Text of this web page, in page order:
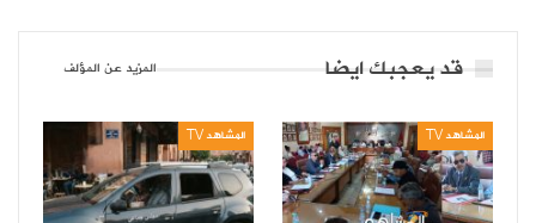
قد يعجبك ايضا المزيد عن المؤلف
المشاهد TV المشاهد TV